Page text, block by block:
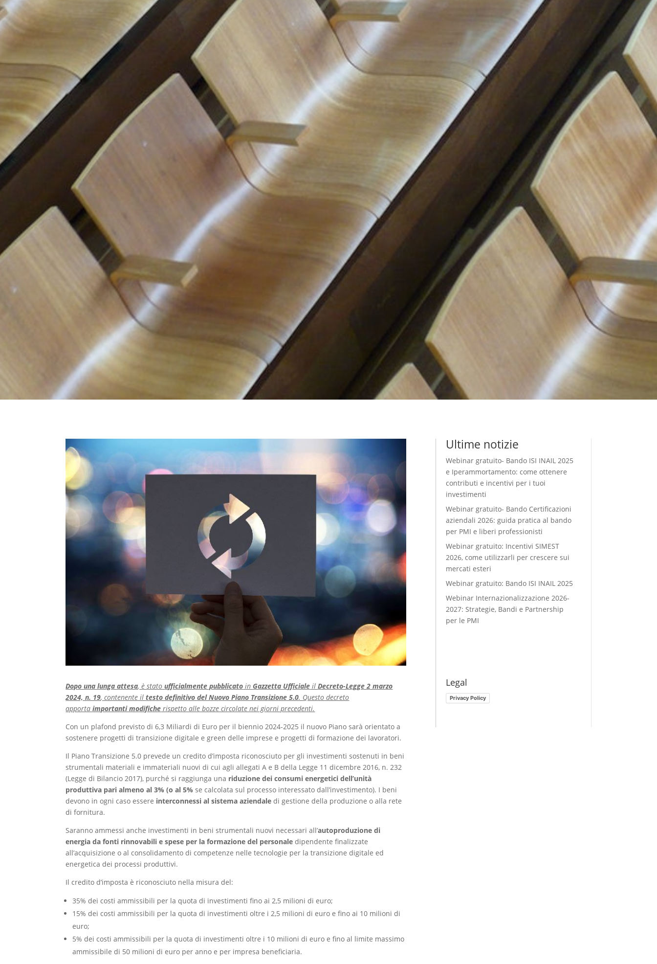
Dopo una lunga attesa, è statoufficialmente pubblicato in Gazzetta Ufficiale ilDecreto-Legge 2 marzo
2024, n. 19, contenente iltesto definitivo del Nuovo Piano Transizione 5.0. Questo decreto
apportaimportanti modifiche rispetto alle bozze circolate nei giorni precedenti.
Con un plafond previsto di 6,3 Miliardi di Euro per il biennio 2024-2025 il nuovo Piano sarà orientato a
sostenere progetti di transizione digitale e green delle imprese e progetti di formazione dei lavoratori.
Il Piano Transizione 5.0 prevede un credito d’imposta riconosciuto per gli investimenti sostenuti in beni
strumentali materiali e immateriali nuovi di cui agli allegati A e B della Legge 11 dicembre 2016, n. 232
(Legge di Bilancio 2017), purché si raggiunga una riduzione dei consumi energetici dell’unità
produttiva pari almeno al 3% (o al 5% se calcolata sul processo interessato dall’investimento). I beni
devono in ogni caso essere interconnessi al sistema aziendale di gestione della produzione o alla rete
di fornitura.
Saranno ammessi anche investimenti in beni strumentali nuovi necessari all’autoproduzione di
energia da fonti rinnovabili e spese per la formazione del personale dipendente finalizzate
all’acquisizione o al consolidamento di competenze nelle tecnologie per la transizione digitale ed
energetica dei processi produttivi.
Il credito d’imposta è riconosciuto nella misura del:
35% dei costi ammissibili per la quota di investimenti fino ai 2,5 milioni di euro;
15% dei costi ammissibili per la quota di investimenti oltre i 2,5 milioni di euro e fino ai 10 milioni di
euro;
5% dei costi ammissibili per la quota di investimenti oltre i 10 milioni di euro e fino al limite massimo
ammissibile di 50 milioni di euro per anno e per impresa beneficiaria.
Ultime notizie
Webinar gratuito- Bando ISI INAIL 2025
e Iperammortamento: come ottenere
contributi e incentivi per i tuoi
investimenti
Webinar gratuito- Bando Certificazioni
aziendali 2026: guida pratica al bando
per PMI e liberi professionisti
Webinar gratuito: Incentivi SIMEST
2026, come utilizzarli per crescere sui
mercati esteri
Webinar gratuito: Bando ISI INAIL 2025
Webinar Internazionalizzazione 2026-
2027: Strategie, Bandi e Partnership
per le PMI
Legal
Privacy Policy